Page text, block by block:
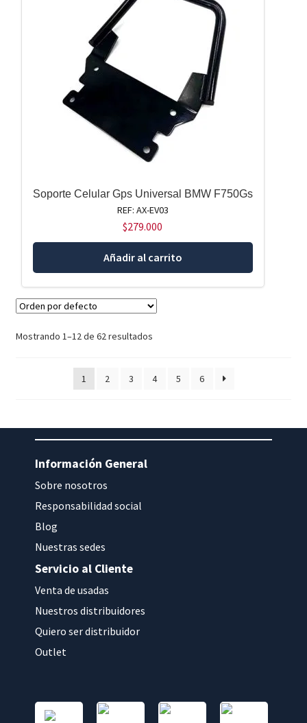
Soporte Celular Gps Universal BMW F750Gs
REF: AX-EV03
$279.000
Añadir al carrito
Mostrando 1–12 de 62 resultados
1 2 3 4 5 6
Información General
Sobre nosotros
Responsabilidad social
Blog
Nuestras sedes
Servicio al Cliente
Venta de usadas
Nuestros distribuidores
Quiero ser distribuidor
Outlet